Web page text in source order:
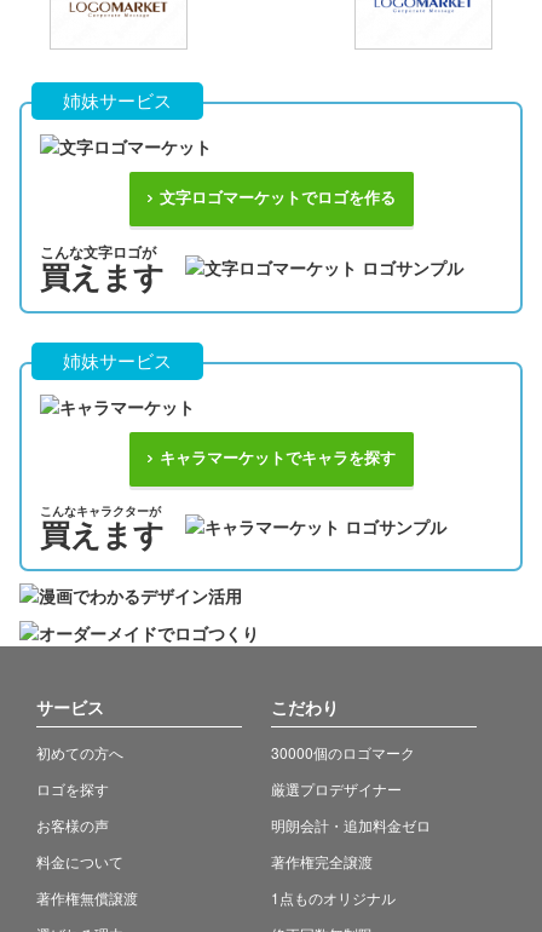
姉妹サービス
文字ロゴマーケットでロゴを作る
こんな文字ロゴが
買えます
姉妹サービス
キャラマーケットでキャラを探す
こんなキャラクターが
買えます
サービス
初めての方へ
ロゴを探す
お客様の声
料金について
著作権無償譲渡
こだわり
30000個のロゴマーク
厳選プロデザイナー
明朗会計・追加料金ゼロ
著作権完全譲渡
1点ものオリジナル